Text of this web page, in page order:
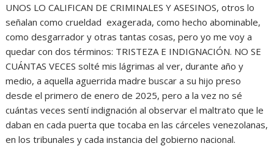
UNOS LO CALIFICAN DE CRIMINALES Y ASESINOS, otros lo
señalan como crueldad exagerada, como hecho abominable,
como desgarrador y otras tantas cosas, pero yo me voy a
quedar con dos términos: TRISTEZA E INDIGNACIÓN. NO SE
CUÁNTAS VECES solté mis lágrimas al ver, durante año y
medio, a aquella aguerrida madre buscar a su hijo preso
desde el primero de enero de 2025, pero a la vez no sé
cuántas veces sentí indignación al observar el maltrato que le
daban en cada puerta que tocaba en las cárceles venezolanas,
en los tribunales y cada instancia del gobierno nacional.